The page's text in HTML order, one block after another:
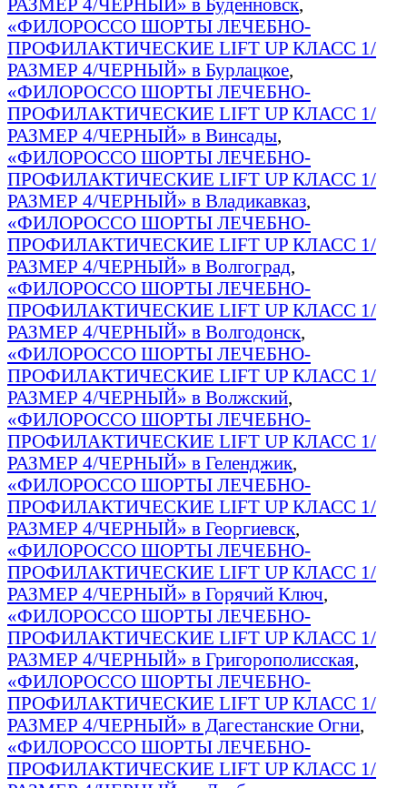
«ФИЛОРОССО ШОРТЫ ЛЕЧЕБНО-
ПРОФИЛАКТИЧЕСКИЕ LIFT UP КЛАСС 1/
РАЗМЕР 4/ЧЕРНЫЙ» в Бурлацкое,
«ФИЛОРОССО ШОРТЫ ЛЕЧЕБНО-
ПРОФИЛАКТИЧЕСКИЕ LIFT UP КЛАСС 1/
РАЗМЕР 4/ЧЕРНЫЙ» в Винсады,
«ФИЛОРОССО ШОРТЫ ЛЕЧЕБНО-
ПРОФИЛАКТИЧЕСКИЕ LIFT UP КЛАСС 1/
РАЗМЕР 4/ЧЕРНЫЙ» в Владикавказ,
«ФИЛОРОССО ШОРТЫ ЛЕЧЕБНО-
ПРОФИЛАКТИЧЕСКИЕ LIFT UP КЛАСС 1/
РАЗМЕР 4/ЧЕРНЫЙ» в Волгоград,
«ФИЛОРОССО ШОРТЫ ЛЕЧЕБНО-
ПРОФИЛАКТИЧЕСКИЕ LIFT UP КЛАСС 1/
РАЗМЕР 4/ЧЕРНЫЙ» в Волгодонск,
«ФИЛОРОССО ШОРТЫ ЛЕЧЕБНО-
ПРОФИЛАКТИЧЕСКИЕ LIFT UP КЛАСС 1/
РАЗМЕР 4/ЧЕРНЫЙ» в Волжский,
«ФИЛОРОССО ШОРТЫ ЛЕЧЕБНО-
ПРОФИЛАКТИЧЕСКИЕ LIFT UP КЛАСС 1/
РАЗМЕР 4/ЧЕРНЫЙ» в Геленджик,
«ФИЛОРОССО ШОРТЫ ЛЕЧЕБНО-
ПРОФИЛАКТИЧЕСКИЕ LIFT UP КЛАСС 1/
РАЗМЕР 4/ЧЕРНЫЙ» в Георгиевск,
«ФИЛОРОССО ШОРТЫ ЛЕЧЕБНО-
ПРОФИЛАКТИЧЕСКИЕ LIFT UP КЛАСС 1/
РАЗМЕР 4/ЧЕРНЫЙ» в Горячий Ключ,
«ФИЛОРОССО ШОРТЫ ЛЕЧЕБНО-
ПРОФИЛАКТИЧЕСКИЕ LIFT UP КЛАСС 1/
РАЗМЕР 4/ЧЕРНЫЙ» в Григорополисская,
«ФИЛОРОССО ШОРТЫ ЛЕЧЕБНО-
ПРОФИЛАКТИЧЕСКИЕ LIFT UP КЛАСС 1/
РАЗМЕР 4/ЧЕРНЫЙ» в Дагестанские Огни,
«ФИЛОРОССО ШОРТЫ ЛЕЧЕБНО-
ПРОФИЛАКТИЧЕСКИЕ LIFT UP КЛАСС 1/